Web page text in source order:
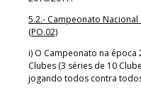
5.2.- Campeonato Nacional
(PO.02)
i) O Campeonato na
Clubes (3 séries de 10
jogando todos contra